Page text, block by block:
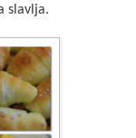
slavlja.